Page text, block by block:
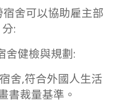
舍可以協助雇主部
分:
舍健檢與規劃:
舍,符合外國人生活
書裁量基準。